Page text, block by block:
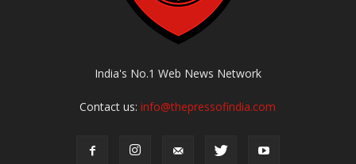
India's No.1 Web News Network
Contact us:info@thepressofindia.com